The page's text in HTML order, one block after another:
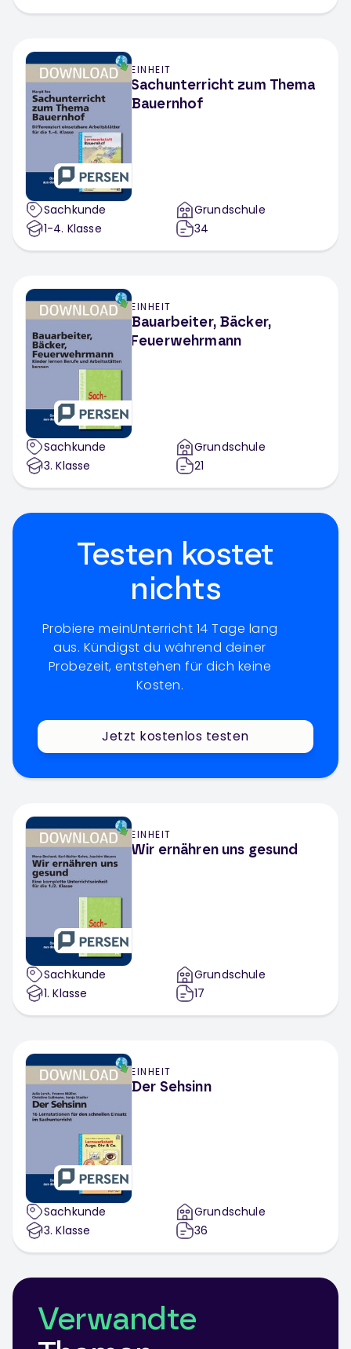
EINHEIT
Sachunterricht zum Thema
Bauernhof
Sachkunde
1-4. Klasse
Grundschule
34
EINHEIT
Bauarbeiter, Bäcker,
Feuerwehrmann
Sachkunde
3. Klasse
Grundschule
21
Testen kostet
nichts
Probiere meinUnterricht 14 Tage lang
aus. Kündigst du während deiner
Probezeit, entstehen für dich keine
Kosten.
Jetzt kostenlos testen
EINHEIT
Wir ernähren uns gesund
Sachkunde
1. Klasse
Grundschule
17
EINHEIT
Der Sehsinn
Sachkunde
3. Klasse
Grundschule
36
Verwandte